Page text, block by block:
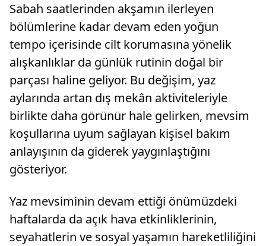
Sabah saatlerinden akşamın ilerleyen
bölümlerine kadar devam eden yoğun
tempo içerisinde cilt korumasına yönelik
alışkanlıklar da günlük rutinin doğal bir
parçası haline geliyor. Bu değişim, yaz
aylarında artan dış mekân aktiviteleriyle
birlikte daha görünür hale gelirken, mevsim
koşullarına uyum sağlayan kişisel bakım
anlayışının da giderek yaygınlaştığını
gösteriyor.
Yaz mevsiminin devam ettiği önümüzdeki
haftalarda da açık hava etkinliklerinin,
seyahatlerin ve sosyal yaşamın hareketliliğini